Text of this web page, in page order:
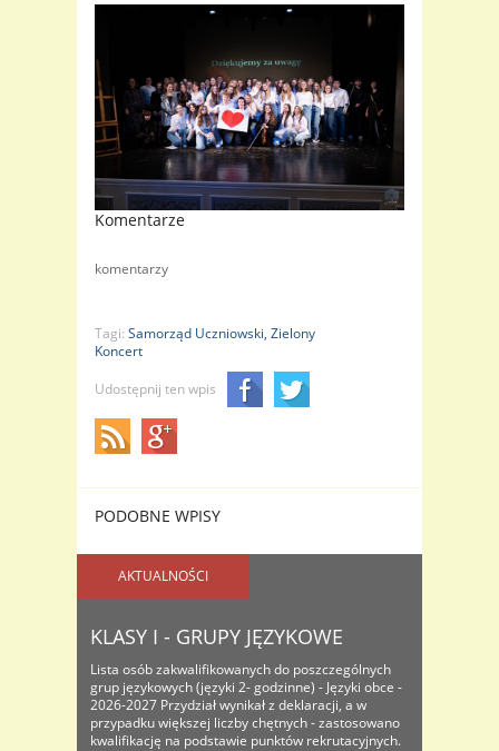
Komentarze
komentarzy
Tagi: Samorząd Uczniowski, Zielony
Koncert
Udostępnij ten wpis
PODOBNE WPISY
AKTUALNOŚCI
KLASY I - GRUPY JĘZYKOWE
Lista osób zakwalifikowanych do poszczególnych
grup językowych (języki 2- godzinne) - Języki obce -
2026-2027 Przydział wynikał z deklaracji, a w
przypadku większej liczby chętnych - zastosowano
kwalifikację na podstawie punktów rekrutacyjnych.